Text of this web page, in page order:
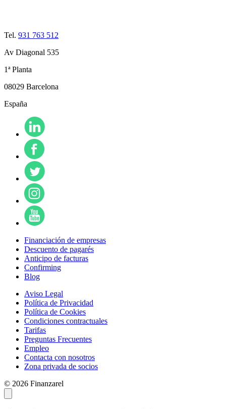
Tel. 931 763 512
Av Diagonal 535
1ª Planta
08029 Barcelona
España
Financiación de empresas
Descuento de pagarés
Anticipo de facturas
Confirming
Blog
Aviso Legal
Política de Privacidad
Política de Cookies
Condiciones contractuales
Tarifas
Preguntas Frecuentes
Empleo
Contacta con nosotros
Zona privada de socios
© 2026 Finanzarel